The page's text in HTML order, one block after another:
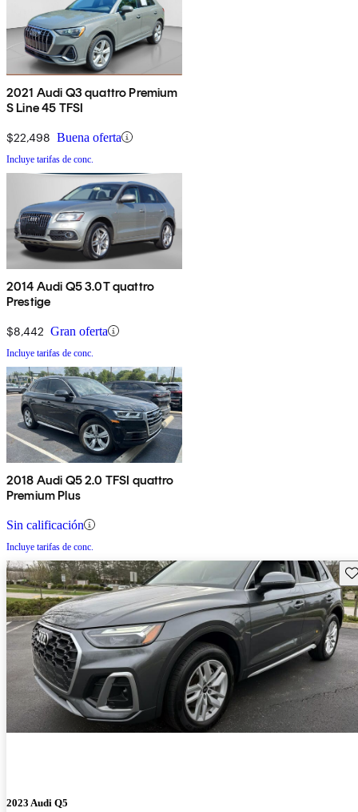
2021 Audi Q3 quattro Premium
S Line 45 TFSI
$22,498 Buena oferta
Incluye tarifas de conc.
2014 Audi Q5 3.0T quattro
Prestige
$8,442 Gran oferta
Incluye tarifas de conc.
2018 Audi Q5 2.0 TFSI quattro
Premium Plus
Sin calificación
Incluye tarifas de conc.
2023 Audi Q5